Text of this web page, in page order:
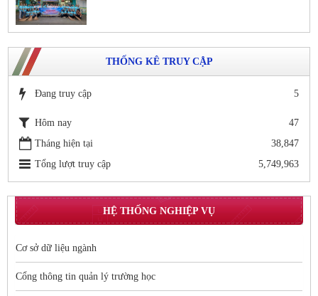
THỐNG KÊ TRUY CẬP
Đang truy cập 5
Hôm nay
47
Tháng hiện tại
38,847
Tổng lượt truy cập
5,749,963
HỆ THỐNG NGHIỆP VỤ
Cơ sở dữ liệu ngành
Cổng thông tin quản lý trường học